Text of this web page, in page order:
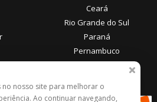
Ceará
Rio Grande do Sul
Paraná
Pernambuco
Formas de Pagamento
no nosso site para melhorar o
Ao continuar navegando,